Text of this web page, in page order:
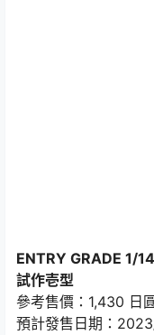
ENTRY GRADE 1/
試作壱型
參考售價：1,430 日
預計發售日期：